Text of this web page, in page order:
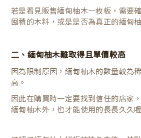
若是看見販售緬甸柚木一枚板，需要
囤積的木料，或是是否為真正的緬甸
二、緬甸柚木難取得且單價較高
因為限制原因，緬甸柚木的數量較為
高。
因此在購買時一定要找到信任的店家
緬甸柚木外，也才能使用的長長久久喔